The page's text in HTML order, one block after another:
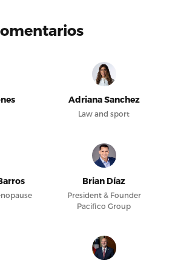
Adriana Sanchez
Law and sport
Brian Díaz
President & Founder
Pacifico Group